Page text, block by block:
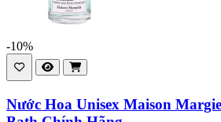
-10%
Nước Hoa Unisex Maison